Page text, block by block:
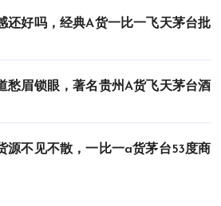
还好吗，经典A货一比一飞天茅台批
愁眉锁眼，著名贵州A货飞天茅台酒
源不见不散，一比一a货茅台53度商